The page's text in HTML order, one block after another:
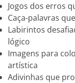
Jogos dos erros
Caça-palavras
Labirintos
lógico
Imagens para
artística
Adivinhas que